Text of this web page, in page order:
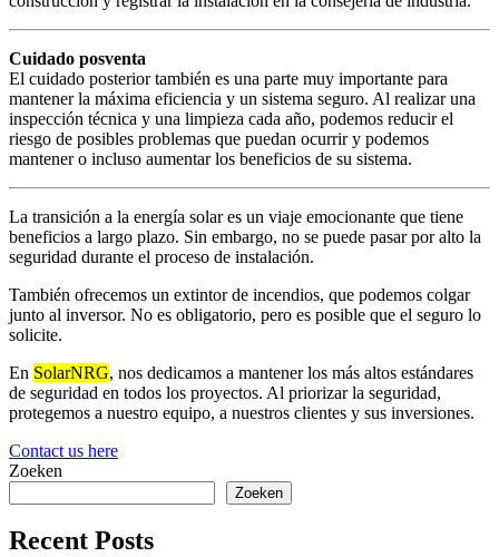
Cuidado posventa
El cuidado posterior también es una parte muy importante para
mantener la máxima eficiencia y un sistema seguro. Al realizar una
inspección técnica y una limpieza cada año, podemos reducir el
riesgo de posibles problemas que puedan ocurrir y podemos
mantener o incluso aumentar los beneficios de su sistema.
La transición a la energía solar es un viaje emocionante que tiene
beneficios a largo plazo. Sin embargo, no se puede pasar por alto la
seguridad durante el proceso de instalación.
También ofrecemos un extintor de incendios, que podemos colgar
junto al inversor. No es obligatorio, pero es posible que el seguro lo
solicite.
En SolarNRG, nos dedicamos a mantener los más altos estándares
de seguridad en todos los proyectos. Al priorizar la seguridad,
protegemos a nuestro equipo, a nuestros clientes y sus inversiones.
Contact us here
Zoeken
Zoeken
Recent Posts